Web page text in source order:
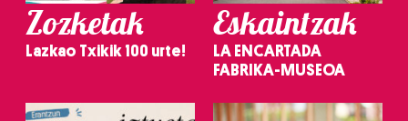
Zozketak
Lazkao Txikik 100 urte!
Eskaintzak
LA ENCARTADA
FABRIKA-MUSEOA